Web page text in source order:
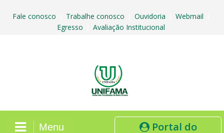
Fale conosco Trabalhe conosco Ouvidoria Webmail
Egresso Avaliação Institucional
Portal do
Menu